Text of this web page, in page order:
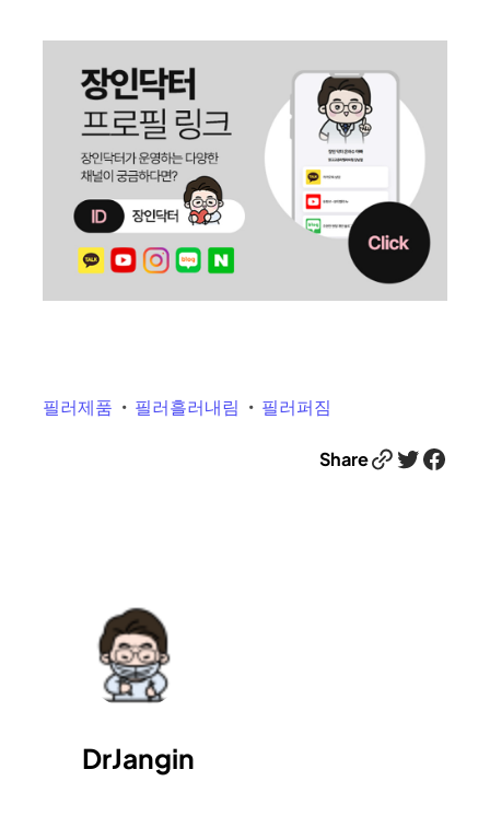
필러제품 필러흘러내림 필러퍼짐
ShareLink Twitter Facebook
DrJangin